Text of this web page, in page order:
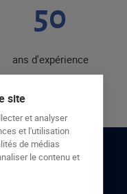
50
ans d'expérience
site
et analyser
et l'utilisation
de médias
le contenu et